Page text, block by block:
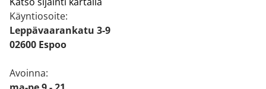
Käyntiosoite:
Leppävaarankatu 3-9
02600 Espoo
Avoinna: